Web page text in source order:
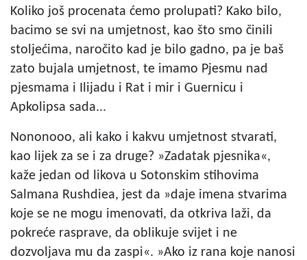
Koliko još procenata ćemo prolupati? Kako bilo,
bacimo se svi na umjetnost, kao što smo činili
stoljećima, naročito kad je bilo gadno, pa je baš
zato bujala umjetnost, te imamo Pjesmu nad
pjesmama i Ilijadu i Rat i mir i Guernicu i
Apkolipsa sada...
Nononooo, ali kako i kakvu umjetnost stvarati,
kao lijek za se i za druge? »Zadatak pjesnika«,
kaže jedan od likova u Sotonskim stihovima
Salmana Rushdiea, jest da »daje imena stvarima
koje se ne mogu imenovati, da otkriva laži, da
pokreće rasprave, da oblikuje svijet i ne
dozvoljava mu da zaspi«. »Ako iz rana koje nanosi